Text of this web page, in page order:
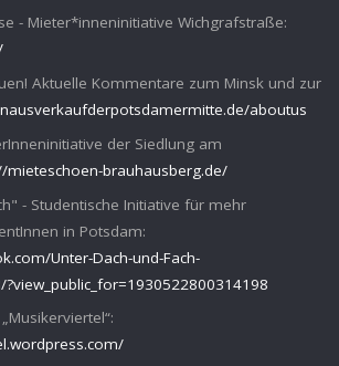
- Mieter*inneninitiative Wichgrafstraße:
Aktuelle Kommentare zum Minsk und zur
aboutus
der Siedlung am
mieteschoen-brauhausberg.de/
- Studentische Initiative für mehr
in Potsdam:
Unter-Dach-und-Fach-